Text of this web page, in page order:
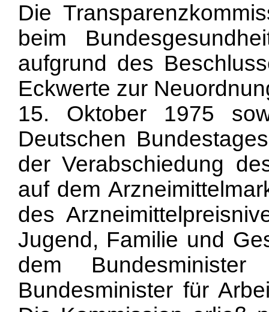
Die
beim
aufgrund des
Eckwerte zur
15. Oktober 1975
Deutschen
der Verabschiedung
auf dem
des
Jugend, Familie und
dem
Bundesminister für